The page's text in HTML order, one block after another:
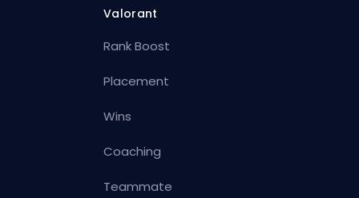
Valorant
Rank Boost
Placement
Wins
Coaching
Teammate